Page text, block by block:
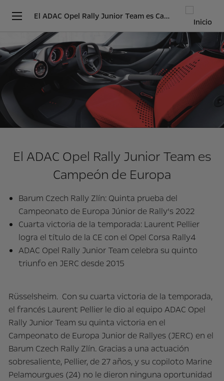
El ADAC Opel Rally Junior Team es Campeón de Europa
El ADAC Opel Rally Junior Team es
Campeón de Europa
Barum Czech Rally Zlín: Quinta prueba del
Campeonato de Europa Júnior de Rally’s 2022
Cuarta victoria de la temporada: Laurent Pellier
logra el título de la CE con el Opel Corsa Rally4
ADAC Opel Rally Junior Team celebra su quinto
triunfo en JERC desde 2015
Rüsselsheim. Con su cuarta victoria de la temporada,
el francés Laurent Pellier le dio al equipo ADAC Opel
Rally Junior Team su quinta victoria en el
Campeonato de Europa Junior de Rallyes (JERC) en el
Barum Czech Rally Zlín. Gracias a una actuación
sobresaliente, Pellier, de 27 años, y su copiloto Marine
Pelamourgues (24) no le dieron ninguna oportunidad